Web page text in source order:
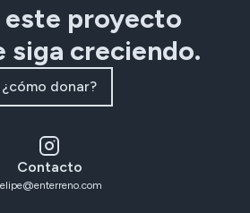
este proyecto
siga creciendo.
¿cómo donar?
Contacto